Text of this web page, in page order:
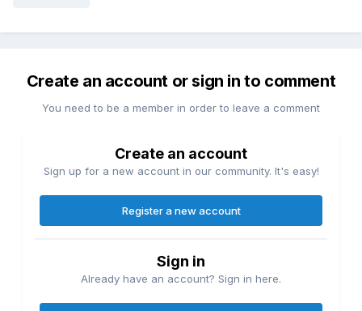
Create an account or sign in to comment
You need to be a member in order to leave a comment
Create an account
Sign up for a new account in our community. It's easy!
Register a new account
Sign in
Already have an account? Sign in here.